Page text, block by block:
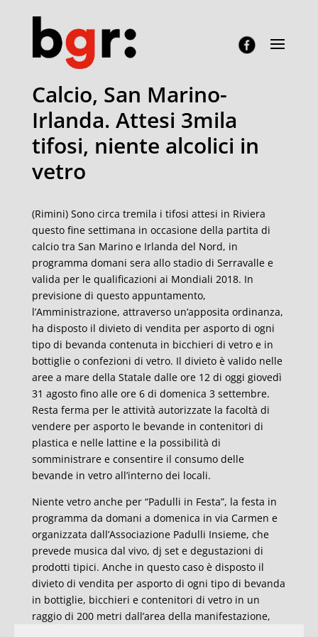
Calcio, San Marino-
Irlanda. Attesi 3mila
tifosi, niente alcolici in
vetro
(Rimini) Sono circa tremila i tifosi attesi in Riviera
questo fine settimana in occasione della partita di
calcio tra San Marino e Irlanda del Nord, in
programma domani sera allo stadio di Serravalle e
valida per le qualificazioni ai Mondiali 2018. In
previsione di questo appuntamento,
l’Amministrazione, attraverso un’apposita ordinanza,
ha disposto il divieto di vendita per asporto di ogni
tipo di bevanda contenuta in bicchieri di vetro e in
bottiglie o confezioni di vetro. Il divieto è valido nelle
aree a mare della Statale dalle ore 12 di oggi giovedì
31 agosto fino alle ore 6 di domenica 3 settembre.
Resta ferma per le attività autorizzate la facoltà di
vendere per asporto le bevande in contenitori di
plastica e nelle lattine e la possibilità di
somministrare e consentire il consumo delle
bevande in vetro all’interno dei locali.
Niente vetro anche per “Padulli in Festa”, la festa in
programma da domani a domenica in via Carmen e
organizzata dall’Associazione Padulli Insieme, che
prevede musica dal vivo, dj set e degustazioni di
prodotti tipici. Anche in questo caso è disposto il
divieto di vendita per asporto di ogni tipo di bevanda
in bottiglie, bicchieri e contenitori di vetro in un
raggio di 200 metri dall’area della manifestazione,